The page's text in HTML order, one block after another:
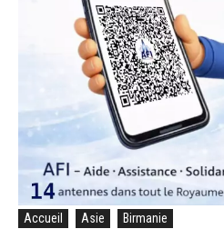
Accueil Asie Birmanie